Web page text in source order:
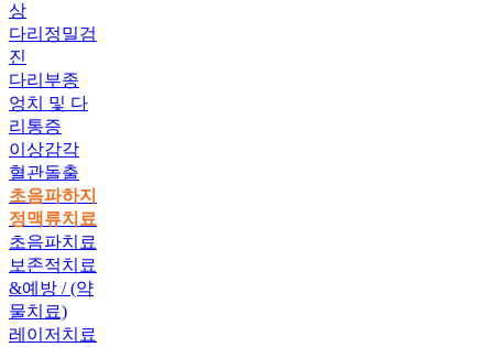
상
다리정밀검
진
다리부종
엉치 및 다
리통증
이상감각
혈관돌출
초음파하지
정맥류치료
초음파치료
보존적치료
&예방 / (약
물치료)
레이저치료